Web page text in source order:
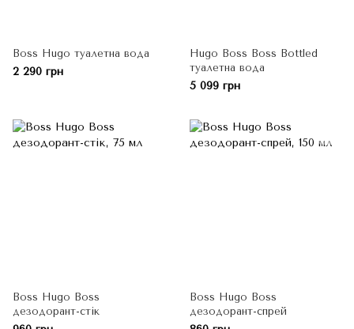
Boss Hugo туалетна вода
2 290 грн
Hugo Boss Boss Bottled
туалетна вода
5 099 грн
Boss Hugo Boss
дезодорант-стік
Boss Hugo Boss
дезодорант-спрей